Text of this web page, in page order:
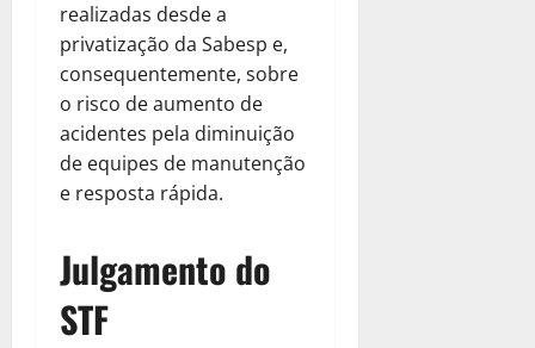
realizadas desde a
privatização da Sabesp e,
consequentemente, sobre
o risco de aumento de
acidentes pela diminuição
de equipes de manutenção
e resposta rápida.
Julgamento do
STF